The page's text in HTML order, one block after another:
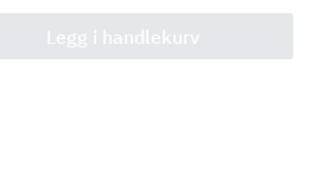
Legg i handlekurv